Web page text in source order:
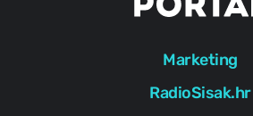
Marketing
RadioSisak.hr